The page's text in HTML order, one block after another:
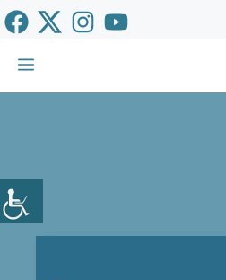
Saltar
al
contenido
Menú